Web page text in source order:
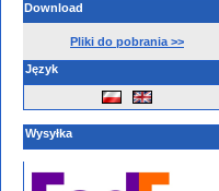
Download
Pliki do pobrania >>
Język
Wysyłka